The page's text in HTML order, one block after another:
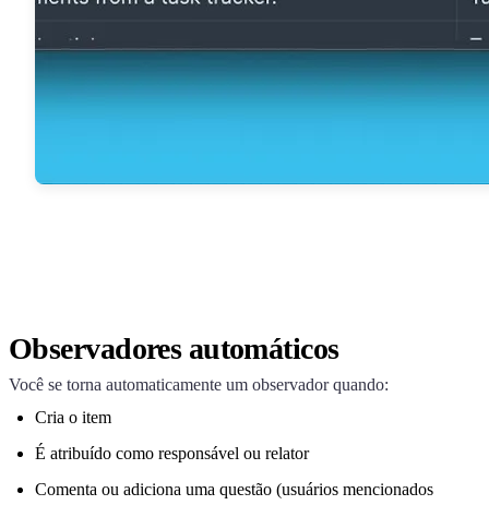
Observadores automáticos
Você se torna automaticamente um observador quando:
Cria o item
É atribuído como responsável ou relator
Comenta ou adiciona uma questão (usuários mencionados